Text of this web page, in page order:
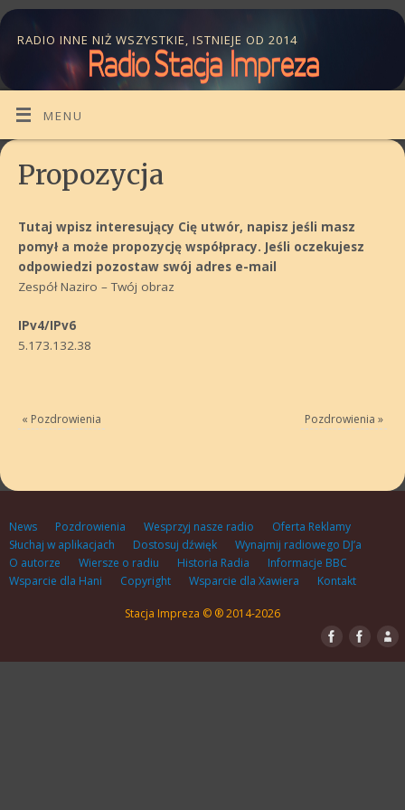
RADIO INNE NIŻ WSZYSTKIE, ISTNIEJE OD 2014
MENU
Propozycja
Tutaj wpisz interesujący Cię utwór, napisz jeśli masz
pomył a może propozycję współpracy. Jeśli oczekujesz
odpowiedzi pozostaw swój adres e-mail
Zespół Naziro – Twój obraz
IPv4/IPv6
5.173.132.38
« Pozdrowienia Pozdrowienia »
News Pozdrowienia Wesprzyj nasze radio
Oferta Reklamy
Słuchaj w aplikacjach
Dostosuj dźwięk
Wynajmij radiowego DJ’a
O autorze
Wiersze o radiu Historia Radia
Informacje BBC
Wsparcie dla Hani
Copyright Wsparcie dla Xawiera Kontakt
Stacja Impreza © ® 2014-2026